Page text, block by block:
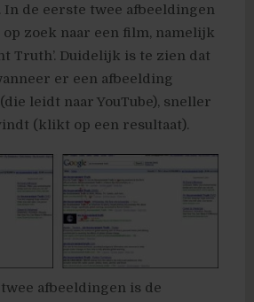
In de eerste twee afbeeldingen
zoek naar een film, namelijk
Truth’. Duidelijk is te zien dat
er een afbeelding
leidt naar YouTube), sneller
(klikt op een resultaat).
afbeeldingen is de